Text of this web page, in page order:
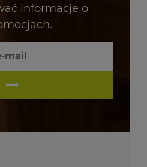
informacje o